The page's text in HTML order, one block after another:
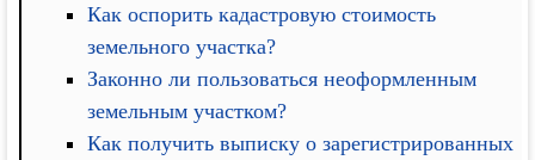
Как оспорить кадастровую стоимость
земельного участка?
Законно ли пользоваться неоформленным
земельным участком?
Как получить выписку о зарегистрированных